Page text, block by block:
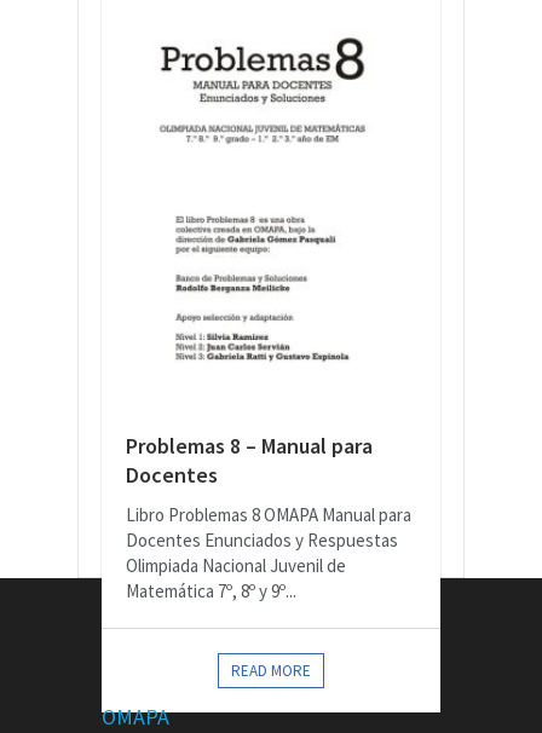
Problemas 8 – Manual para
Docentes
Libro Problemas 8 OMAPA Manual para
Docentes Enunciados y Respuestas
Olimpiada Nacional Juvenil de
Matemática 7º, 8º y 9º...
READ MORE
OMAPA